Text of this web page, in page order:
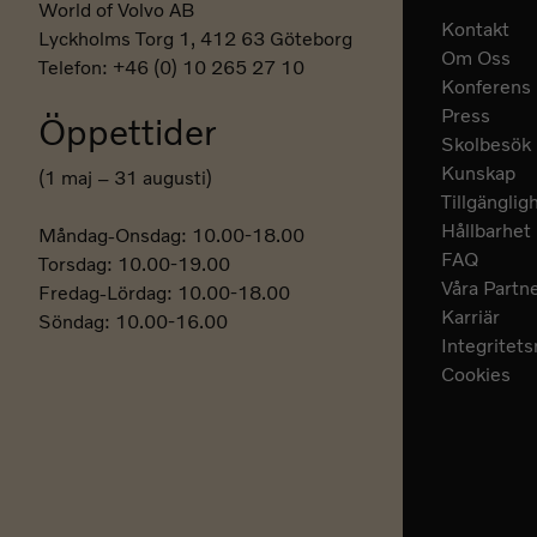
World of Volvo AB
Lyckholms Torg 1, 412 63 Göteborg
Telefon: +46 (0) 10 265 27 10
Öppettider
(1 maj – 31 augusti)
Måndag-Onsdag: 10.00-18.00
Torsdag: 10.00-19.00
Fredag-Lördag: 10.00-18.00
Söndag: 10.00-16.00
Kontakt
Om Oss
Konferens
Press
Skolbesök
Kunskap
Hållbarhet
FAQ
Våra
Karriär
Cookies